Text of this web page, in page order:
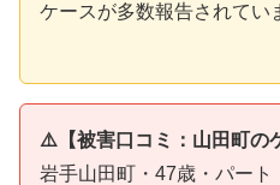
ケースが多数報告されてい
⚠️【被害口コミ：山田町の
岩手山田町・47歳・パート